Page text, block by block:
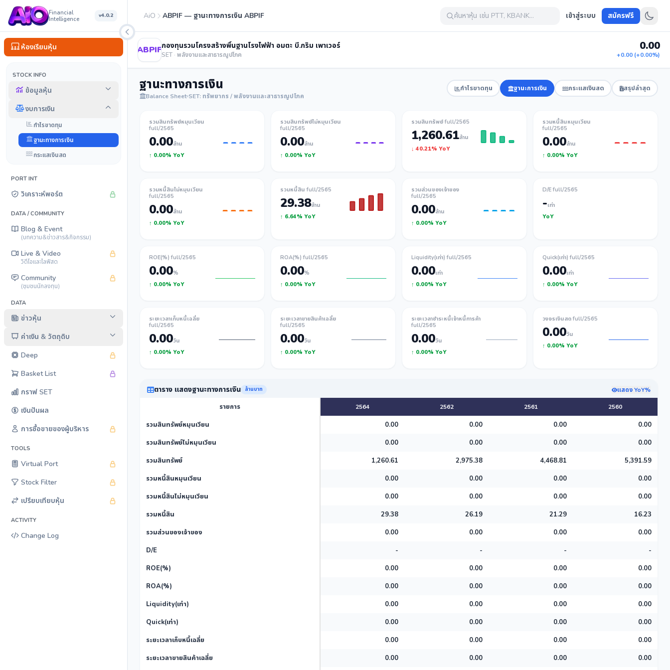
Financial
Intelligence
v4.0.2
ห้องเรียนหุ้น
STOCK INFO
ข้อมูลหุ้น
งบการเงิน
กำไรขาดทุน
ฐานะทางการเงิน
กระแสเงินสด
PORT INT
วิเคราะห์พอร์ต
DATA / COMMUNITY
Blog & Event
(บทความ&ข่าวสาร&กิจกรรม)
Live & Video
วิดีโอและไลฟ์สด
Community
(ชุมชนนักลงทุน)
DATA
ข่าวหุ้น
ค่าเงิน & วัตถุดิบ
Deep
Basket List
กราฟ SET
เงินปันผล
การซื้อขายของผู้บริหาร
TOOLS
Virtual Port
Stock Filter
เปรียบเทียบหุ้น
ACTIVITY
Change Log
AiO ABPIF — ฐานะทางการเงิน ABPIF ค้นหาหุ้น เช่น PTT, KBANK... เข้าสู่ระบบ สมัครฟรี
ABPIFกองทุนรวมโครงสร้างพื้นฐานโรงไฟฟ้า อมตะ บี.กริม เพาเวอร์
SET · พลังงานและสาธารณูปโภค
0.00
+0.00 (+0.00%)
ฐานะทางการเงิน
Balance Sheet SET: ทรัพยากร / พลังงานและสาธารณูปโภค
กำไรขาดทุน ฐานะการเงิน กระแสเงินสด สรุปล่าสุด
รวมสินทรัพย์หมุนเวียน
full/2565
0.00ล้าน
↑ 0.00% YoY
รวมสินทรัพย์ไม่หมุนเวียน
full/2565
0.00ล้าน
↑ 0.00% YoY
รวมสินทรัพย์ full/2565
1,260.61ล้าน
↓ 40.21% YoY
รวมหนี้สินหมุนเวียน
full/2565
0.00ล้าน
↑ 0.00% YoY
รวมหนี้สินไม่หมุนเวียน
full/2565
0.00ล้าน
↑ 0.00% YoY
รวมหนี้สิน full/2565
29.38ล้าน
↑ 6.64% YoY
รวมส่วนของเจ้าของ
full/2565
0.00ล้าน
↑ 0.00% YoY
D/E full/2565
-เท่า
YoY
ROE(%) full/2565
0.00%
↑ 0.00% YoY
ROA(%) full/2565
0.00%
↑ 0.00% YoY
Liquidity(เท่า) full/2565
0.00เท่า
↑ 0.00% YoY
Quick(เท่า) full/2565
0.00เท่า
↑ 0.00% YoY
ระยะเวลาเก็บหนี้เฉลี่ย
full/2565
0.00วัน
↑ 0.00% YoY
ระยะเวลาขายสินค้าเฉลี่ย
full/2565
0.00วัน
↑ 0.00% YoY
ระยะเวลาชำระหนี้เจ้าหนี้การค้า
full/2565
0.00วัน
↑ 0.00% YoY
วงจรเงินสด full/2565
0.00วัน
↑ 0.00% YoY
ตาราง แสดงฐานะทางการเงิน ล้านบาท แสดง YoY%
รายการ 2564 2562 2561 2560
รวมสินทรัพย์หมุนเวียน 0.00 0.00 0.00
0.00
รวมสินทรัพย์ไม่หมุนเวียน
0.00 0.00 0.00
0.00
รวมสินทรัพย์
1,260.61 2,975.38 4,468.81
5,391.59
รวมหนี้สินหมุนเวียน
0.00 0.00 0.00
0.00
รวมหนี้สินไม่หมุนเวียน
0.00 0.00 0.00
0.00
รวมหนี้สิน
29.38 26.19 21.29
16.23
รวมส่วนของเจ้าของ
0.00 0.00 0.00
0.00
D/E
- - -
-
ROE(%)
0.00 0.00 0.00
0.00
ROA(%)
0.00 0.00 0.00
0.00
Liquidity(เท่า)
0.00 0.00 0.00
0.00
Quick(เท่า)
0.00 0.00 0.00
0.00
ระยะเวลาเก็บหนี้เฉลี่ย
0.00 0.00 0.00
0.00
ระยะเวลาขายสินค้าเฉลี่ย
0.00 0.00 0.00 0.00